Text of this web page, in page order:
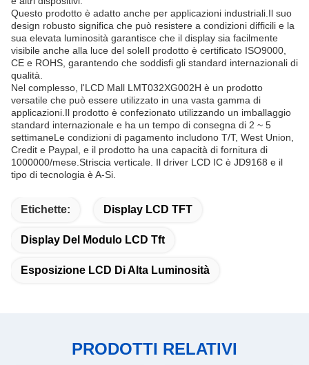
Questo prodotto è adatto anche per applicazioni industriali.Il suo
design robusto significa che può resistere a condizioni difficili e la
sua elevata luminosità garantisce che il display sia facilmente
visibile anche alla luce del soleIl prodotto è certificato ISO9000,
CE e ROHS, garantendo che soddisfi gli standard internazionali di
qualità.
Nel complesso, l'LCD Mall LMT032XG002H è un prodotto
versatile che può essere utilizzato in una vasta gamma di
applicazioni.Il prodotto è confezionato utilizzando un imballaggio
standard internazionale e ha un tempo di consegna di 2 ~ 5
settimaneLe condizioni di pagamento includono T/T, West Union,
Credit e Paypal, e il prodotto ha una capacità di fornitura di
1000000/mese.Striscia verticale. Il driver LCD IC è JD9168 e il
tipo di tecnologia è A-Si.
Etichette: Display LCD TFT
Display Del Modulo LCD Tft
Esposizione LCD Di Alta Luminosità
PRODOTTI RELATIVI